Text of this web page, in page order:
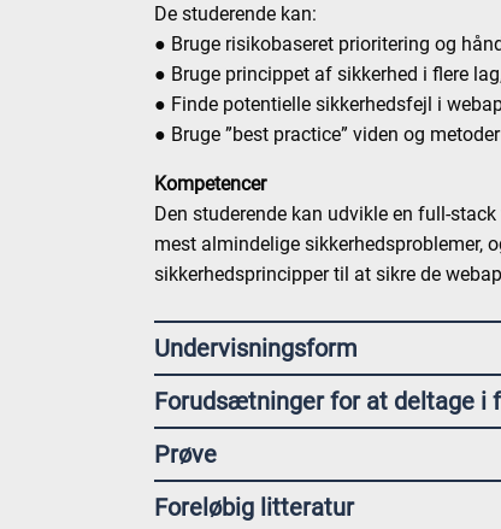
De studerende kan:
● Bruge risikobaseret prioritering og
● Bruge princippet af sikkerhed i flere
● Finde potentielle sikkerhedsfejl i
● Bruge ”best practice” viden og
Kompetencer
Den studerende kan udvikle en full-
mest almindelige sikkerhedsproblemer,
sikkerhedsprincipper til at sikre de
Undervisningsform
Forudsætninger for at deltage i
Prøve
Foreløbig litteratur